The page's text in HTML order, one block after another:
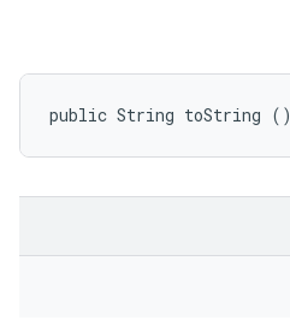
public String toString ()